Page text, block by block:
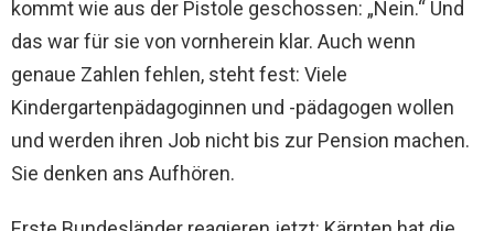
kommt wie aus der Pistole geschossen: „Nein.“ Und
das war für sie von vornherein klar. Auch wenn
genaue Zahlen fehlen, steht fest: Viele
Kindergartenpädagoginnen und -pädagogen wollen
und werden ihren Job nicht bis zur Pension machen.
Sie denken ans Aufhören.